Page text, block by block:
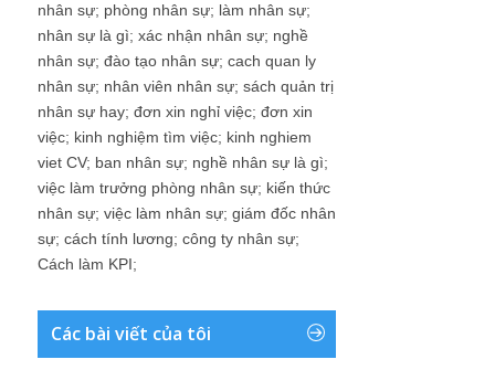
nhân sự; phòng nhân sự; làm nhân sự;
nhân sự là gì; xác nhận nhân sự; nghề
nhân sự; đào tạo nhân sự; cach quan ly
nhân sự; nhân viên nhân sự; sách quản trị
nhân sự hay; đơn xin nghỉ việc; đơn xin
việc; kinh nghiệm tìm việc; kinh nghiem
viet CV; ban nhân sự; nghề nhân sự là gì;
việc làm trưởng phòng nhân sự; kiến thức
nhân sự; việc làm nhân sự; giám đốc nhân
sự; cách tính lương; công ty nhân sự;
Cách làm KPI;
Các bài viết của tôi